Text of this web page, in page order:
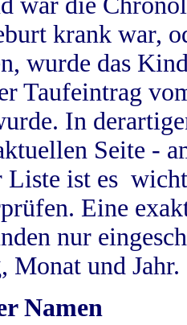
krank war,
wurde das
Taufeintrag
In
Seite -
Liste ist es
Eine
nur
Monat und Jahr.
Namen